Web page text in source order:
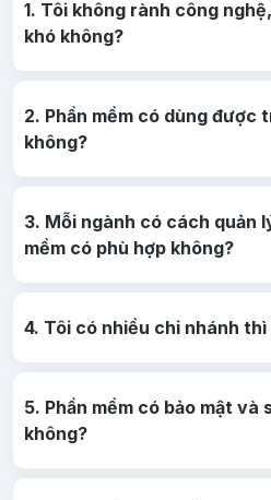
1. Tôi không rành công
khó không?
2. Phần mềm có dùng được
không?
3. Mỗi ngành có cách quản
mềm có phù hợp không?
4. Tôi có nhiều chi nhánh thì
5. Phần mềm có bảo mật và
không?